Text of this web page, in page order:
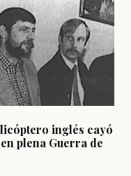
inglés cayó
plena Guerra de